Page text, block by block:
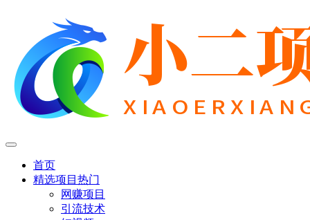
首页
精选项目 热门
网赚项目
引流技术